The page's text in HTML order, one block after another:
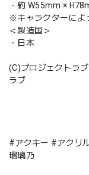
・約 W55mm ×
※キャラクターによ
＜製造国＞
・日本
(C)プロジェクトラ
ラブ
#アクキー #アクリ
瑠璃乃